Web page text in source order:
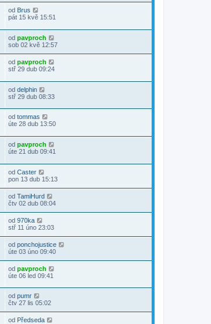
od Brus
pát 15 kvě 15:51
od pavproch
sob 02 kvě 12:57
od pavproch
stř 29 dub 09:24
od delphin
stř 29 dub 08:33
od tommas
úte 28 dub 13:50
od pavproch
úte 21 dub 09:41
od Caster
pon 13 dub 15:13
od TamiHurd
čtv 02 dub 08:04
od 970ka
stř 11 úno 23:03
od ponchojustice
úte 03 úno 09:40
od pavproch
úte 06 led 09:41
od pumr
čtv 27 lis 05:02
od Předseda